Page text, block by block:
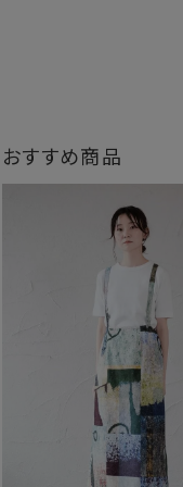
おすすめ商品